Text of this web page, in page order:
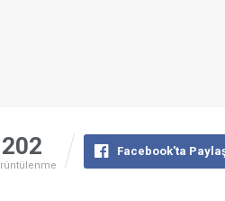
202 Facebook'ta